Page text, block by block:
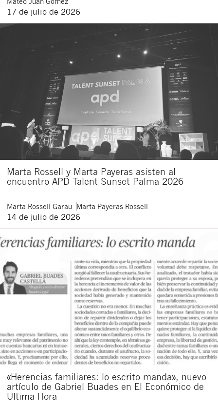
17 de julio de 2026
Marta Rossell y Marta Payeras asisten al
encuentro APD Talent Sunset Palma 2026
Marta Rossell Garau Marta Payeras Rossell
14 de julio de 2026
«Herencias familiares: lo escrito manda», nuevo
artículo de Gabriel Buades en El Económico de
Ultima Hora